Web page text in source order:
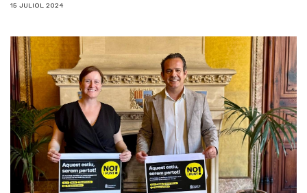
15 JULIOL 2024